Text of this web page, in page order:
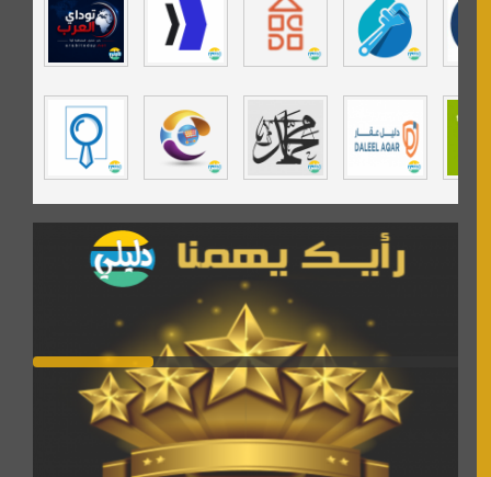
تي في قران
موسوعة نور الرحمن
مندى غرام
مردة سوفت
السبيل